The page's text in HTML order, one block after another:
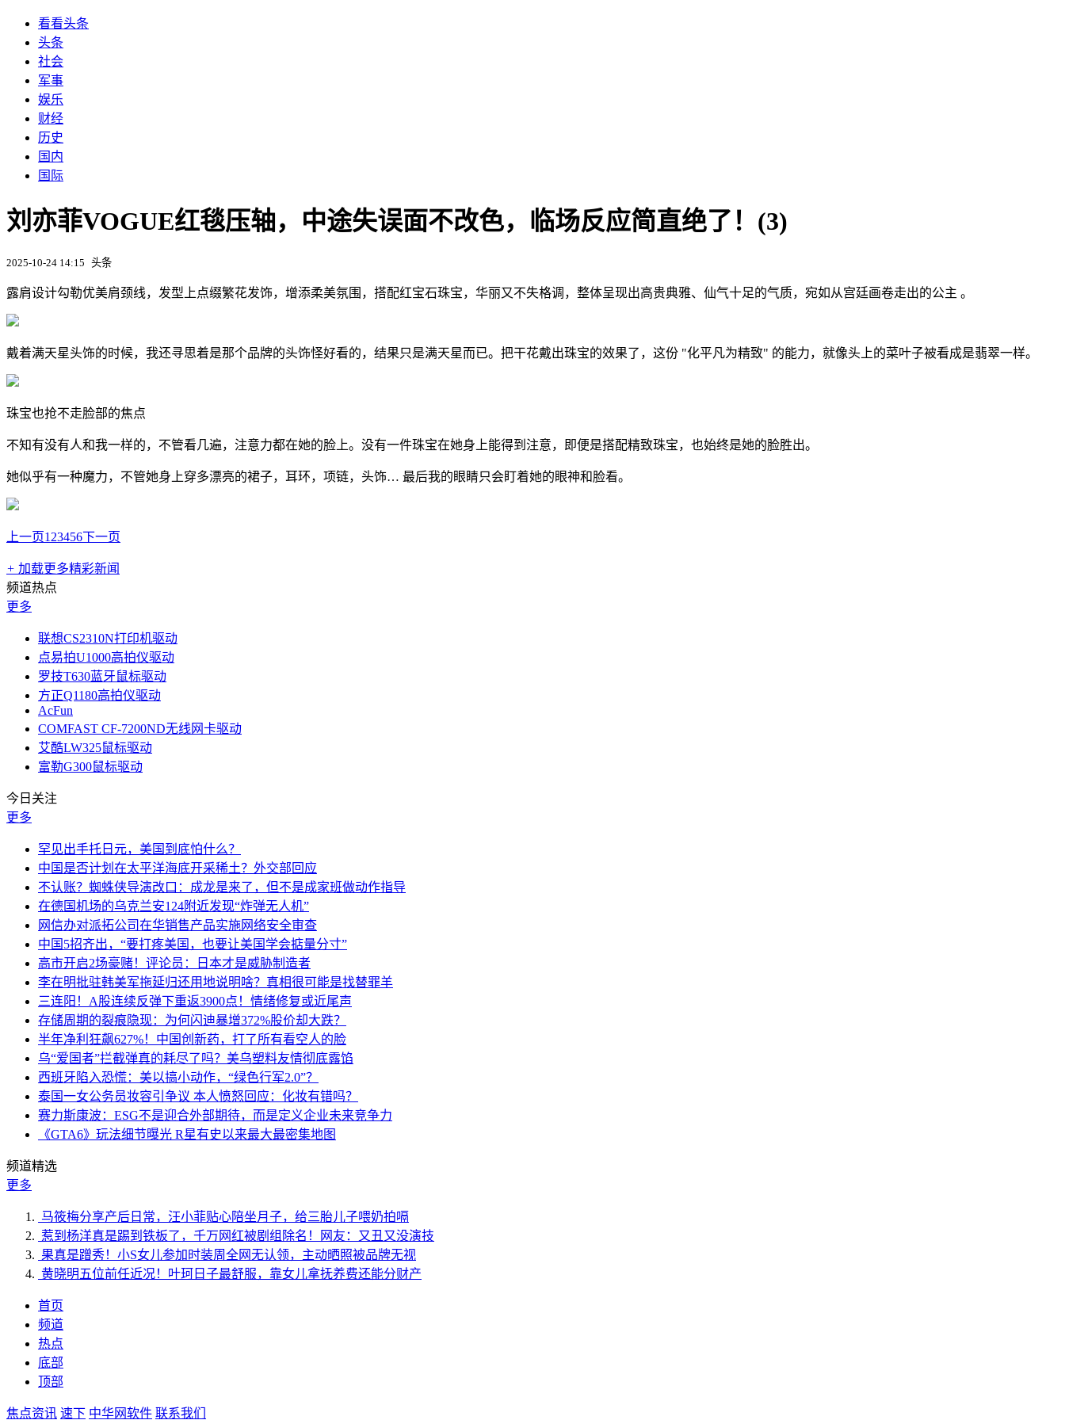
看看头条
头条
社会
军事
娱乐
财经
历史
国内
国际
刘亦菲VOGUE红毯压轴，中途失误面不改色，临场反应简直绝了！(3)
2025-10-24 14:15 头条
露肩设计勾勒优美肩颈线，发型上点缀繁花发饰，增添柔美氛围，搭配红宝石珠宝，华丽又不失格调，整体呈现出高贵典雅、仙气十足的气质，宛如从宫廷画卷走出的公主 。
戴着满天星头饰的时候，我还寻思着是那个品牌的头饰怪好看的，结果只是满天星而已。把干花戴出珠宝的效果了，这份 "化平凡为精致" 的能力，就像头上的菜叶子被看成是翡翠一样。
珠宝也抢不走脸部的焦点
不知有没有人和我一样的，不管看几遍，注意力都在她的脸上。没有一件珠宝在她身上能得到注意，即便是搭配精致珠宝，也始终是她的脸胜出。
她似乎有一种魔力，不管她身上穿多漂亮的裙子，耳环，项链，头饰… 最后我的眼睛只会盯着她的眼神和脸看。
上一页1 23456下一页
+ 加载更多精彩新闻
频道热点
更多
联想CS2310N打印机驱动
点易拍U1000高拍仪驱动
罗技T630蓝牙鼠标驱动
方正Q1180高拍仪驱动
AcFun
COMFAST CF-7200ND无线网卡驱动
艾酷LW325鼠标驱动
富勒G300鼠标驱动
今日关注
更多
罕见出手托日元，美国到底怕什么？
中国是否计划在太平洋海底开采稀土？外交部回应
不认账？蜘蛛侠导演改口：成龙是来了，但不是成家班做动作指导
在德国机场的乌克兰安124附近发现“炸弹无人机”
网信办对派拓公司在华销售产品实施网络安全审查
中国5招齐出，“要打疼美国，也要让美国学会掂量分寸”
高市开启2场豪赌！评论员：日本才是威胁制造者
李在明批驻韩美军拖延归还用地说明啥？真相很可能是找替罪羊
三连阳！A股连续反弹下重返3900点！情绪修复或近尾声
存储周期的裂痕隐现：为何闪迪暴增372%股价却大跌？
半年净利狂飙627%！中国创新药，打了所有看空人的脸
乌“爱国者”拦截弹真的耗尽了吗？美乌塑料友情彻底露馅
西班牙陷入恐慌：美以搞小动作，“绿色行军2.0”？
泰国一女公务员妆容引争议 本人愤怒回应：化妆有错吗？
赛力斯康波：ESG不是迎合外部期待，而是定义企业未来竞争力
《GTA6》玩法细节曝光 R星有史以来最大最密集地图
频道精选
更多
马筱梅分享产后日常，汪小菲贴心陪坐月子，给三胎儿子喂奶拍嗝
惹到杨洋真是踢到铁板了，千万网红被剧组除名！网友：又丑又没演技
果真是蹭秀！小S女儿参加时装周全网无认领，主动晒照被品牌无视
黄晓明五位前任近况！叶珂日子最舒服，靠女儿拿抚养费还能分财产
首页
频道
热点
底部
顶部
焦点资讯 速下 中华网软件 联系我们